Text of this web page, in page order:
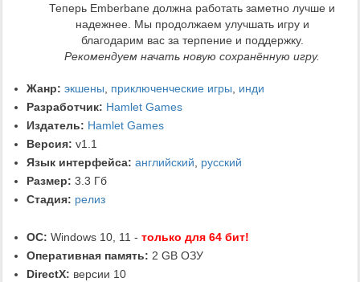
Теперь Emberbane должна работать заметно лучше и
надежнее. Мы продолжаем улучшать игру и
благодарим вас за терпение и поддержку.
Рекомендуем начать новую сохранённую игру.
Жанр: экшены, приключенческие игры, инди
Разработчик: Hamlet Games
Издатель: Hamlet Games
Версия: v1.1
Язык интерфейса: английский, русский
Размер: 3.3 Гб
Стадия: релиз
ОС: Windows 10, 11 - только для 64 бит!
Оперативная память: 2 GB ОЗУ
DirectX: версии 10